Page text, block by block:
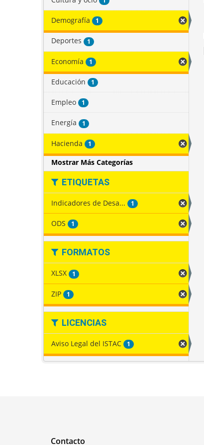
Demografía 1
Deportes 1
Economía 1
Educación 1
Empleo 1
Energía 1
Hacienda 1
Mostrar Más Categorías
ETIQUETAS
Indicadores de Desa... 1
ODS 1
FORMATOS
XLSX 1
ZIP 1
LICENCIAS
Aviso Legal del ISTAC 1
Contacto